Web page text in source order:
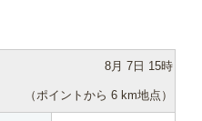
8月 7日 15時
（ポイントから 6 km地点）